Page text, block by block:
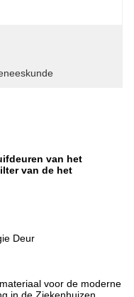
van het
van de het
Deur
voor de moderne